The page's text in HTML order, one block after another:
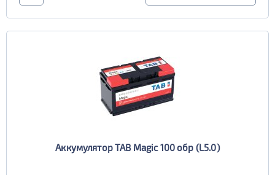
Аккумулятор TAB Magic 100 обр (L5.0)